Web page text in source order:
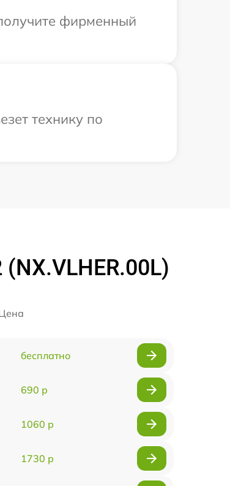
фирменный
технику по
бесплатно
690 р
1060 р
1730 р